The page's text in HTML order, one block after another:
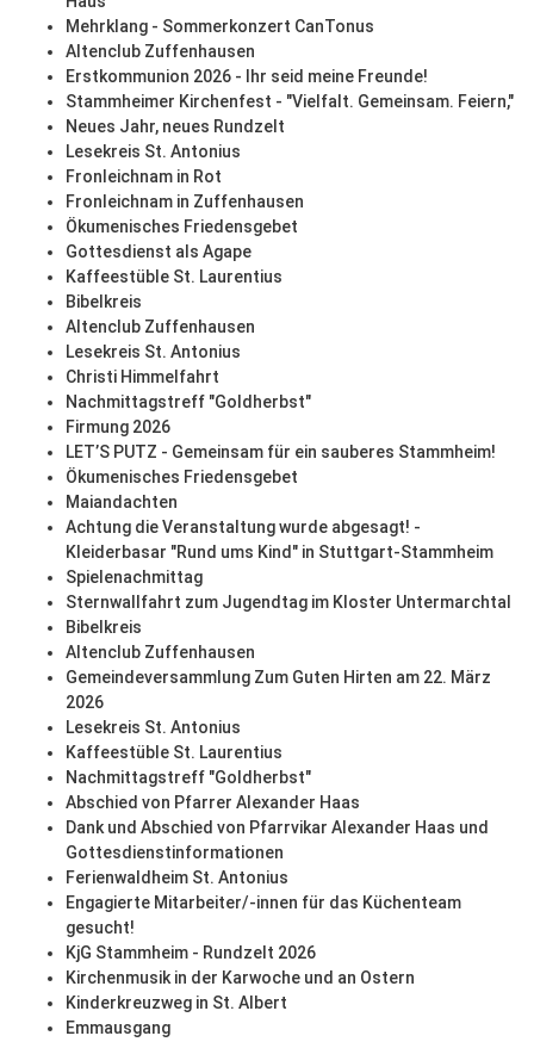
Mehrklang - Sommerkonzert CanTonus
Altenclub Zuffenhausen
Erstkommunion 2026 - Ihr seid meine Freunde!
Stammheimer Kirchenfest - "Vielfalt. Gemeinsam. Feiern,"
Neues Jahr, neues Rundzelt
Lesekreis St. Antonius
Fronleichnam in Rot
Fronleichnam in Zuffenhausen
Ökumenisches Friedensgebet
Gottesdienst als Agape
Kaffeestüble St. Laurentius
Bibelkreis
Altenclub Zuffenhausen
Lesekreis St. Antonius
Christi Himmelfahrt
Nachmittagstreff "Goldherbst"
Firmung 2026
LET’S PUTZ - Gemeinsam für ein sauberes Stammheim!
Ökumenisches Friedensgebet
Maiandachten
Achtung die Veranstaltung wurde abgesagt! -
Kleiderbasar "Rund ums Kind" in Stuttgart-Stammheim
Spielenachmittag
Sternwallfahrt zum Jugendtag im Kloster Untermarchtal
Bibelkreis
Altenclub Zuffenhausen
Gemeindeversammlung Zum Guten Hirten am 22. März
2026
Lesekreis St. Antonius
Kaffeestüble St. Laurentius
Nachmittagstreff "Goldherbst"
Abschied von Pfarrer Alexander Haas
Dank und Abschied von Pfarrvikar Alexander Haas und
Gottesdienstinformationen
Ferienwaldheim St. Antonius
Engagierte Mitarbeiter/-innen für das Küchenteam
gesucht!
KjG Stammheim - Rundzelt 2026
Kirchenmusik in der Karwoche und an Ostern
Kinderkreuzweg in St. Albert
Emmausgang